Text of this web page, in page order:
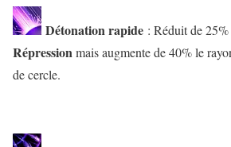
Détonation rapide : Réduit de
Répressionmais augmente de 40% le
de cercle.